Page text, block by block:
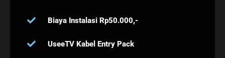
Biaya Instalasi Rp50.000,-
UseeTV Kabel Entry Pack